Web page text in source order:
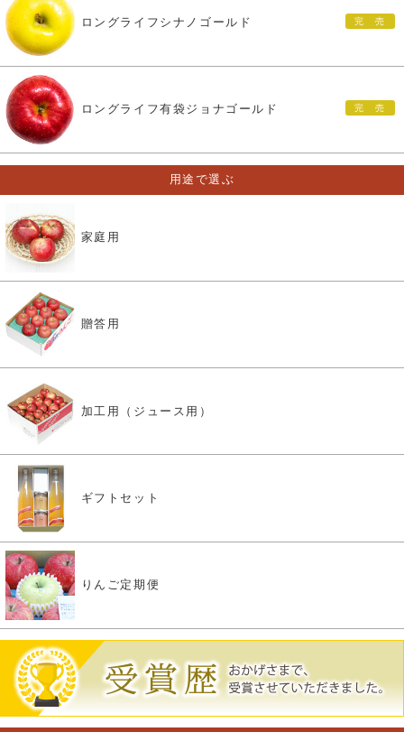
ロングライフシナノゴールド
ロングライフ有袋ジョナゴールド
用途で選ぶ
家庭用
贈答用
加工用（ジュース用）
ギフトセット
りんご定期便